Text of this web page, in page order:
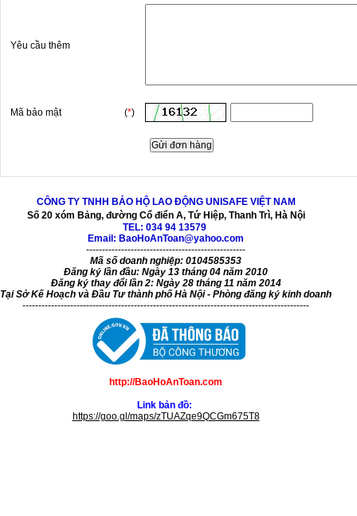
Yêu cầu thêm
Mã bảo mật (*)
CÔNG TY TNHH BẢO HỘ LAO ĐỘNG UNISAFE VIỆT NAM
Số 20 xóm Bảng, đường Cổ điển A, Tứ Hiệp, Thanh Trì, Hà Nội
TEL: 034 94 13579
Email: BaoHoAnToan@yahoo.com
--------------------------------------------------
Mã số doanh nghiệp: 0104585353
Đăng ký lần đầu: Ngày 13 tháng 04 năm 2010
Đăng ký thay đổi lần 2: Ngày 28 tháng 11 năm 2014
Tại Sở Kế Hoạch và Đầu Tư thành phố Hà Nội - Phòng đăng ký kinh doanh
------------------------------------------------------------------------------------------
http://BaoHoAnToan.com
Link bản đồ:
https://goo.gl/maps/zTUAZqe9QCGm675T8